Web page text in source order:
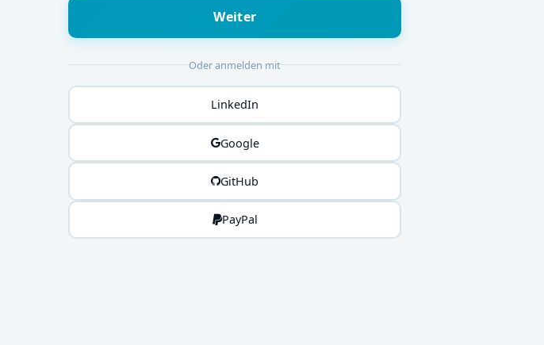
Weiter
Oder anmelden mit
LinkedIn
Google
GitHub
PayPal